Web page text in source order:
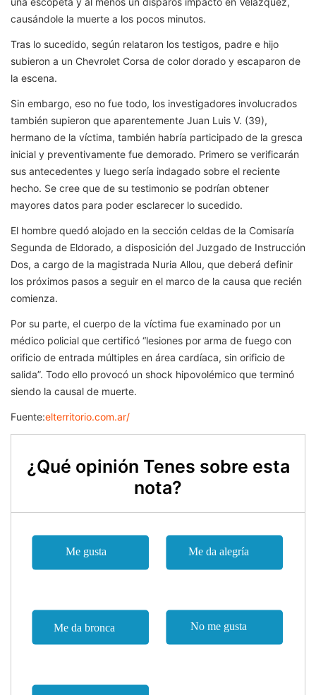
causándole la muerte a los pocos minutos.
Tras lo sucedido, según relataron los testigos, padre e hijo
subieron a un Chevrolet Corsa de color dorado y escaparon de
la escena.
Sin embargo, eso no fue todo, los investigadores involucrados
también supieron que aparentemente Juan Luis V. (39),
hermano de la víctima, también habría participado de la gresca
inicial y preventivamente fue demorado. Primero se verificarán
sus antecedentes y luego sería indagado sobre el reciente
hecho. Se cree que de su testimonio se podrían obtener
mayores datos para poder esclarecer lo sucedido.
El hombre quedó alojado en la sección celdas de la Comisaría
Segunda de Eldorado, a disposición del Juzgado de Instrucción
Dos, a cargo de la magistrada Nuria Allou, que deberá definir
los próximos pasos a seguir en el marco de la causa que recién
comienza.
Por su parte, el cuerpo de la víctima fue examinado por un
médico policial que certificó “lesiones por arma de fuego con
orificio de entrada múltiples en área cardíaca, sin orificio de
salida”. Todo ello provocó un shock hipovolémico que terminó
siendo la causal de muerte.
Fuente:elterritorio.com.ar/
¿Qué opinión Tenes sobre esta
nota?